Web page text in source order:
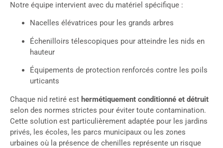
Notre équipe intervient avec du matériel spécifique :
Nacelles élévatrices pour les grands arbres
Échenilloirs télescopiques pour atteindre les nids en
hauteur
Équipements de protection renforcés contre les poils
urticants
Chaque nid retiré est hermétiquement conditionné et détruit
selon des normes strictes pour éviter toute contamination.
Cette solution est particulièrement adaptée pour les jardins
privés, les écoles, les parcs municipaux ou les zones
urbaines où la présence de chenilles représente un risque